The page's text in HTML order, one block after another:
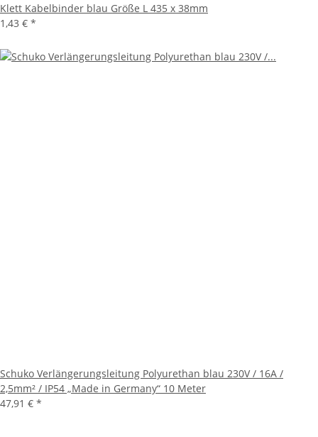
Klett Kabelbinder blau Größe L 435 x 38mm
1,43 € *
Schuko Verlängerungsleitung Polyurethan blau 230V / 16A /
2,5mm² / IP54 „Made in Germany“ 10 Meter
47,91 € *